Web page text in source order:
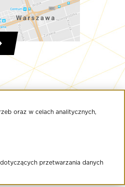
MODY
oraz w celach analitycznych,
przetwarzania danych